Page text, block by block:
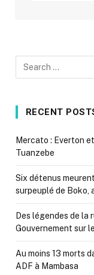
RECENT
Mercato : Everton
Tuanzebe
Six détenus
surpeuplé de Boko,
Des légendes de la
Gouvernement sur
Au moins 13 morts
ADF à Mambasa